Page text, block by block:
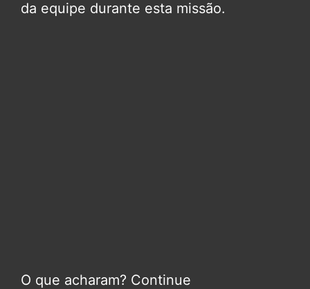
da equipe durante esta missão.
O que acharam? Continue